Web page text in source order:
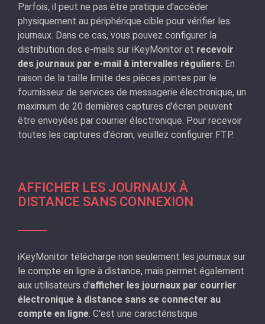
Parfois, il peut ne pas être pratique d'accéder
physiquement au périphérique cible pour vérifier les
journaux. Dans ce cas, vous pouvez configurer la
distribution des e-mails sur iKeyMonitor et recevoir
des journaux par e-mail à intervalles réguliers . En
raison de la taille limite des pièces jointes par le
fournisseur de services de messagerie électronique, un
maximum de 20 dernières captures d'écran peuvent
être envoyées par courrier électronique. Pour recevoir
toutes les captures d'écran, veuillez configurer FTP.
AFFICHER LES JOURNAUX À
DISTANCE SANS CONNEXION
iKeyMonitor télécharge non seulement les journaux sur
le compte en ligne à distance, mais permet également
aux utilisateurs d'afficher les journaux par courrier
électronique à distance sans se connecter au
compte en ligne . C'est une caractéristique